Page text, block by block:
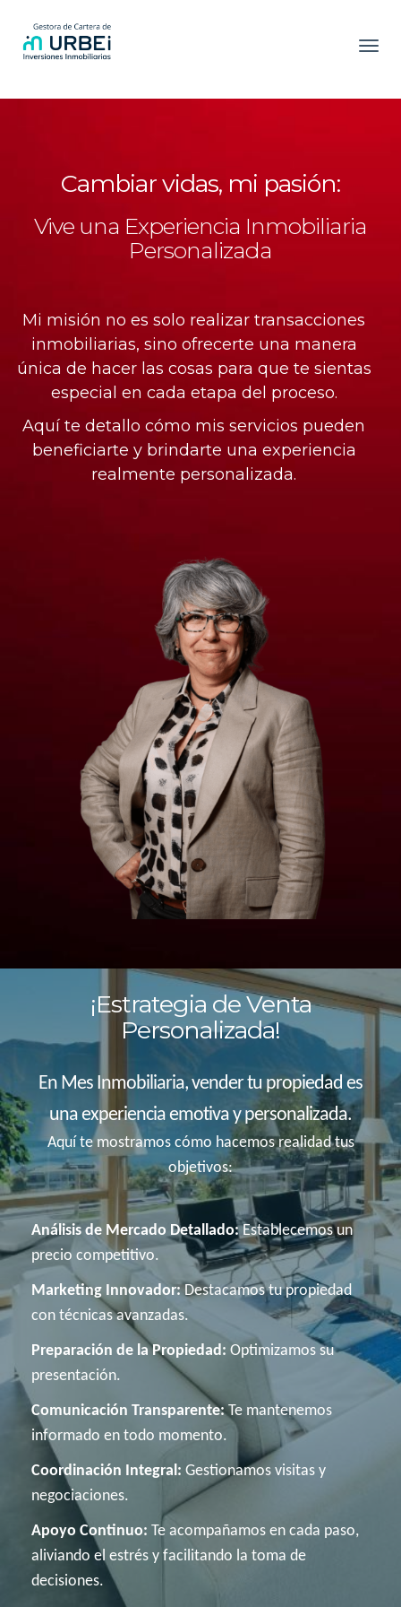
Cambiar vidas, mi pasión:
Vive una Experiencia Inmobiliaria
Personalizada
Mi misión no es solo realizar transacciones
inmobiliarias, sino ofrecerte una manera
única de hacer las cosas para que te sientas
especial en cada etapa del proceso.
Aquí te detallo cómo mis servicios pueden
beneficiarte y brindarte una experiencia
realmente personalizada.
¡Estrategia de Venta
Personalizada!
En Mes Inmobiliaria, vender tu propiedad es
una experiencia emotiva y personalizada.
Aquí te mostramos cómo hacemos realidad tus
objetivos:
Análisis de Mercado Detallado:Establecemos un
precio competitivo.
Marketing Innovador:Destacamos tu propiedad
con técnicas avanzadas.
Preparación de la Propiedad: Optimizamos su
presentación.
Comunicación Transparente:Te mantenemos
informado en todo momento.
Coordinación Integral: Gestionamos visitas y
negociaciones.
Apoyo Continuo: Te acompañamos en cada paso,
aliviando el estrés y facilitando la toma de
decisiones.